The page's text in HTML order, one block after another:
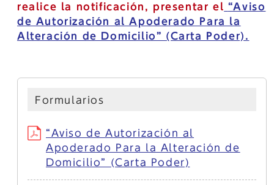
realice la notificación, presentar el “Aviso
de Autorización al Apoderado Para la
Alteración de Domicilio” (Carta Poder).
Formularios
“Aviso de Autorización al
Apoderado Para la Alteración de
Domicilio” (Carta Poder)